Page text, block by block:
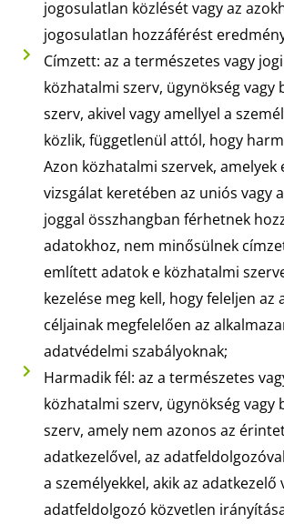
jogosulatlan közlését vagy az
jogosulatlan hozzáférést
Címzett: az a természetes vagy
közhatalmi szerv, ügynökség vagy
szerv, akivel vagy amellyel a
közlik, függetlenül attól, hogy
Azon közhatalmi szervek, amelyek
vizsgálat keretében az uniós vagy
joggal összhangban férhetnek
adatokhoz, nem minősülnek
említett adatok e közhatalmi
kezelése meg kell, hogy feleljen az
céljainak megfelelően az
adatvédelmi szabályoknak;
Harmadik fél: az a természetes
közhatalmi szerv, ügynökség vagy
szerv, amely nem azonos az
adatkezelővel, az
a személyekkel, akik az adatkezelő
adatfeldolgozó közvetlen